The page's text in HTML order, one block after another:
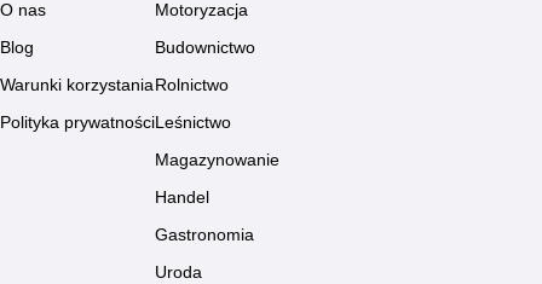
O nas
Blog
Warunki korzystania
Polityka prywatności
Motoryzacja
Budownictwo
Rolnictwo
Leśnictwo
Magazynowanie
Handel
Gastronomia
Uroda